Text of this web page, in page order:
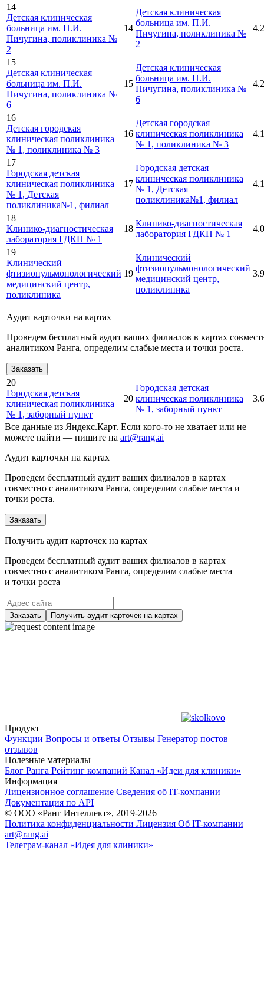
14
Детская клиническая
больница им. П.И.
Пичугина, поликлиника №
2
14
Детская клиническая
больница им. П.И.
Пичугина, поликлиника №
2
4.2
15
Детская клиническая
больница им. П.И.
Пичугина, поликлиника №
6
15
Детская клиническая
больница им. П.И.
Пичугина, поликлиника №
6
4.2
16
Детская городская
клиническая поликлиника
№ 1, поликлиника № 3
16
Детская городская
клиническая поликлиника
№ 1, поликлиника № 3
4.1
17
Городская детская
клиническая поликлиника
№ 1, Детская
поликлиника№1, филиал
17
Городская детская
клиническая поликлиника
№ 1, Детская
поликлиника№1, филиал
4.1
18
Клинико-диагностическая
лаборатория ГДКП № 1
18
Клинико-диагностическая
лаборатория ГДКП № 1
4.0
19
Клинический
фтизиопульмонологический
медицинский центр,
поликлиника
19
Клинический
фтизиопульмонологический
медицинский центр,
поликлиника
3.9
Аудит карточки на картах
Проведем бесплатный аудит ваших филиалов в картах
аналитиком Ранга, определим слабые места и точки роста.
Заказать
20
Городская детская
клиническая поликлиника
№ 1, заборный пункт
20
Городская детская
клиническая поликлиника
№ 1, заборный пункт
3.6
Все данные из Яндекс.Карт. Если кого-то не хватает или не
можете найти — пишите на art@rang.ai
Аудит карточки на картах
Проведем бесплатный аудит ваших филиалов в картах
совместно с аналитиком Ранга, определим слабые места и
точки роста.
Заказать
Получить аудит карточек на картах
Проведем бесплатный аудит ваших филиалов в картах
совместно с аналитиком Ранга, определим слабые места
и точки роста
Заказать Получить аудит карточек на картах
Продукт
Функции Вопросы и ответы Отзывы Генератор постов
отзывов
Полезные материалы
Блог Ранга Рейтинг компаний Канал «Идеи для клиники»
Информация
Лицензионное соглашение Сведения об IT-компании
Документация по API
© ООО «Ранг Интеллект», 2019-2026
Политика конфиденциальности Лицензия Об IT-компании
art@rang.ai
Телеграм-канал «Идея для клиники»